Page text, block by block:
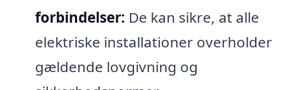
forbindelser: De kan sikre, at alle
elektriske installationer overholder
gældende lovgivning og